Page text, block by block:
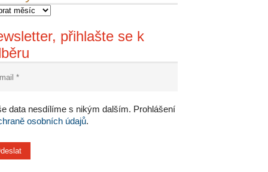
přihlašte se k
data nesdílíme s nikým dalším. Prohlášení
osobních údajů.